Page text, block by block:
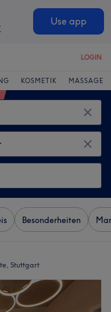
Use app
LOGIN
KOSMETIK MASSAGE
Besonderheiten
Stuttgart